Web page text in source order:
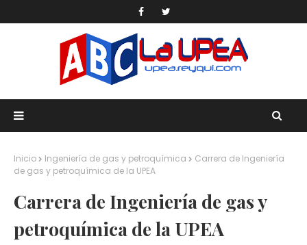
Inicio Ingeniería de gas y petroquímica
Carrera de Ingeniería
de gas y petroquímica de la UPEA
Carrera de Ingeniería de gas y
petroquímica de la UPEA